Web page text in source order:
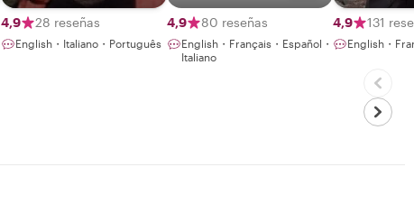
Blending Art,
History, and
Meaningful
Connection
4,9 28 reseñas
English・Italiano・Português
4,9 80 reseñas
English・Français・Español・
Italiano
4,9 131
English・